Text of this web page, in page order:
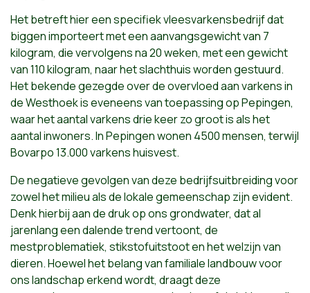
Het betreft hier een specifiek vleesvarkensbedrijf dat
biggen importeert met een aanvangsgewicht van 7
kilogram, die vervolgens na 20 weken, met een gewicht
van 110 kilogram, naar het slachthuis worden gestuurd.
Het bekende gezegde over de overvloed aan varkens in
de Westhoek is eveneens van toepassing op Pepingen,
waar het aantal varkens drie keer zo groot is als het
aantal inwoners. In Pepingen wonen 4500 mensen, terwijl
Bovarpo 13.000 varkens huisvest.
De negatieve gevolgen van deze bedrijfsuitbreiding voor
zowel het milieu als de lokale gemeenschap zijn evident.
Denk hierbij aan de druk op ons grondwater, dat al
jarenlang een dalende trend vertoont, de
mestproblematiek, stikstofuitstoot en het welzijn van
dieren. Hoewel het belang van familiale landbouw voor
ons landschap erkend wordt, draagt deze